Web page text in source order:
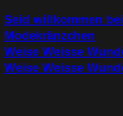
Seid willkommen
Modekränzchen
Weise Weisse
Weise Weisse